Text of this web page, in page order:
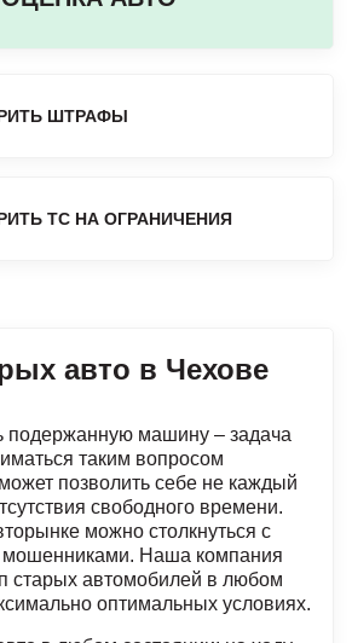
авто в Чехове
подержанную машину – задача
таким вопросом
позволить себе не каждый
свободного времени.
можно столкнуться с
мошенниками. Наша компания
старых автомобилей в любом
оптимальных условиях.
ШТРАФЫ
ТС НА ОГРАНИЧЕНИЯ